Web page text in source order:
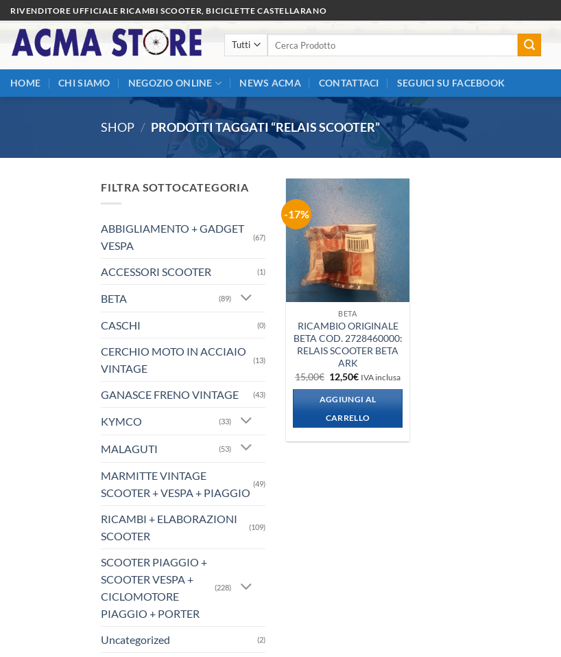
Salta
ai
contenuti
RIVENDITORE UFFICIALE RICAMBI SCOOTER, BICICLETTE CASTELLARANO
HOME CHI SIAMO NEGOZIO ONLINE NEWS ACMA CONTATTACI SEGUICI SU FACEBOOK
SHOP / PRODOTTI TAGGATI “RELAIS SCOOTER”
FILTRA SOTTOCATEGORIA
ABBIGLIAMENTO + GADGET
VESPA
(67)
ACCESSORI SCOOTER (1)
BETA (89)
CASCHI (0)
CERCHIO MOTO IN ACCIAIO
VINTAGE
(13)
GANASCE FRENO VINTAGE (43)
KYMCO (33)
MALAGUTI (53)
MARMITTE VINTAGE
SCOOTER + VESPA + PIAGGIO
(49)
RICAMBI + ELABORAZIONI
SCOOTER
(109)
SCOOTER PIAGGIO +
SCOOTER VESPA +
CICLOMOTORE
PIAGGIO + PORTER
(228)
Uncategorized (2)
-17%
Aggiungi
alla lista
dei
desideri
BETA
RICAMBIO ORIGINALE
BETA COD. 2728460000:
RELAIS SCOOTER BETA
ARK
15,00€ Il
prezzo
originale
era:
15,00€.
12,50€Il
attuale
è:
12,50€.
IVA inclusa
AGGIUNGI AL
CARRELLO